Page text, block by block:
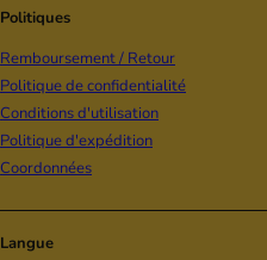
Politiques
Remboursement / Retour
Politique de confidentialité
Conditions d'utilisation
Politique d'expédition
Coordonnées
Langue